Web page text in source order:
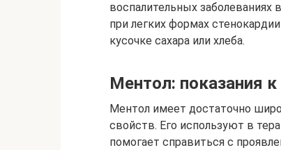
воспалительных заболеваниях
при легких формах
кусочке сахара или хлеба.
Ментол: показания
Ментол имеет достаточно
свойств. Его используют в
помогает справиться с